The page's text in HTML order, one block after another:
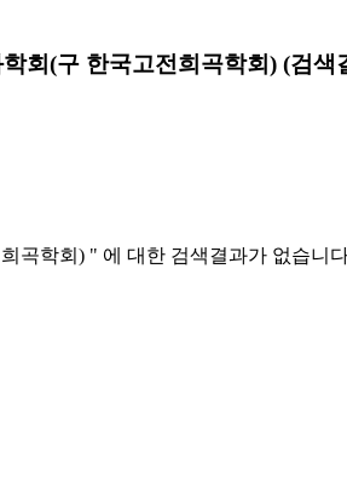
회(구 한국고전희곡학회) (검색
곡학회) " 에 대한 검색결과가 없습니